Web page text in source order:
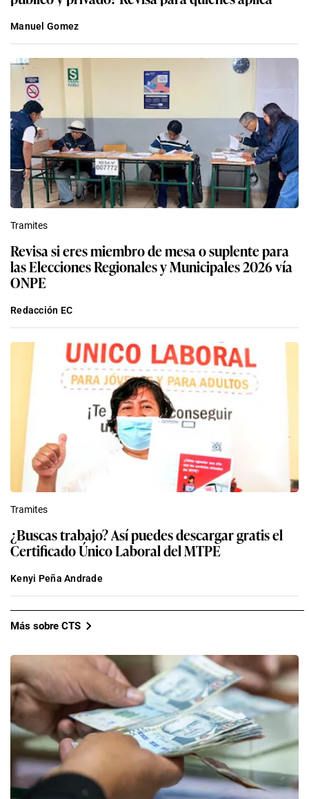
Manuel Gomez
Tramites
Revisa si eres miembro de mesa o suplente para
las Elecciones Regionales y Municipales 2026 vía
ONPE
Redacción EC
Tramites
¿Buscas trabajo? Así puedes descargar gratis el
Certificado Único Laboral del MTPE
Kenyi Peña Andrade
Más sobre CTS